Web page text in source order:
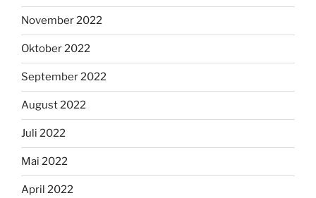
November 2022
Oktober 2022
September 2022
August 2022
Juli 2022
Mai 2022
April 2022